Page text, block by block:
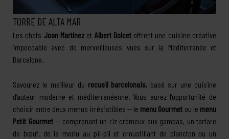
TORRE DE ALTA MAR
Les chefs Joan Martínezet Albert Dolcetoffrent une cuisine créative
impeccable avec de merveilleuses vues sur la Méditerranée et
Barcelone.
Savourez le meilleur du recueil barcelonais, basé sur une cuisine
d’auteur moderne et méditerranéenne. Vous aurez l’opportunité de
choisir entre deux menus irrésistibles — le menu Gourmet ou le menu
Petit Gourmet— comprenant un riz crémeux aux gambas, un tartare
de bœuf, de la merlu au pil-pil et croustillant de plancton ou un